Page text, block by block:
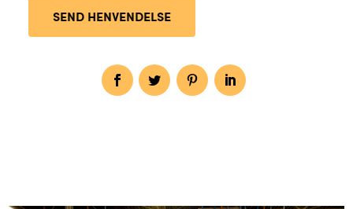
SEND HENVENDELSE